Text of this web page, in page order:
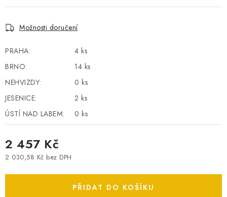
BATERIE PRO NOUZOVÁ OSVĚTLENÍ
PŘÍSLUŠENSTVÍ
DOPRAVA ZDARMA
KONTAKTY
POŠTOVNÉ A DOPRAVA
VÝMĚNA AUTOBATERIE
OBCHODNÍ PODMÍNKY
Možnosti doručení
PRAHA:
4 ks
BRNO:
14 ks
NEHVIZDY:
0 ks
JESENICE:
2 ks
ÚSTÍ NAD LABEM:
0 ks
2 457 Kč
2 030,58 Kč bez DPH
PŘIDAT DO KOŠÍKU